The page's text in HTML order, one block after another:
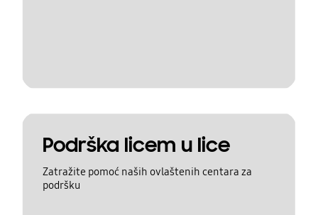
Podrška licem u lice
Zatražite pomoć naših ovlaštenih centara za
podršku